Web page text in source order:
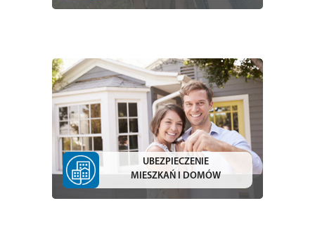
UBEZPIECZENIE
MIESZKAŃ I DOMÓW